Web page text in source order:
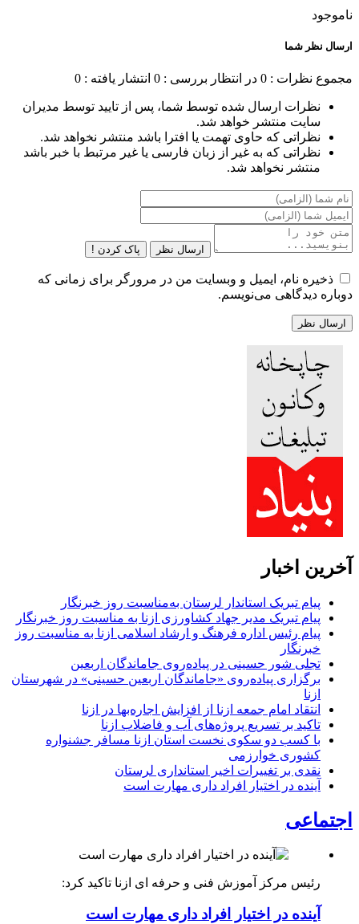
ناموجود
ارسال نظر شما
مجموع نظرات : 0 در انتظار بررسی : 0 انتشار یافته : 0
نظرات ارسال شده توسط شما، پس از تایید توسط مدیران
سایت منتشر خواهد شد.
نظراتی که حاوی تهمت یا افترا باشد منتشر نخواهد شد.
نظراتی که به غیر از زبان فارسی یا غیر مرتبط با خبر باشد
منتشر نخواهد شد.
ارسال نظر پاک کردن !
ذخیره نام، ایمیل و وبسایت من در مرورگر برای زمانی که
دوباره دیدگاهی می‌نویسم.
آخرین اخبار
پیام تبریک استاندار لرستان به‌مناسبت روز خبرنگار
پیام تبریک مدیر جهاد کشاورزی ازنا به مناسبت روز خبرنگار
پیام رئیس اداره فرهنگ و ارشاد اسلامی ازنا به مناسبت روز
خبرنگار
تجلی شور حسینی در پیاده‌روی جاماندگان اربعین
برگزاری پیاده‌روی «جاماندگان اربعین حسینی» در شهرستان
ازنا
انتقاد امام جمعه ازنا از افزایش اجاره‌بها در ازنا
تاکید بر تسریع پروژه‌های آب و فاضلاب ازنا
با کسب دو سکوی نخست استان ازنا مسافر جشنواره
کشوری خوارزمی
نقدی بر تغییرات اخیر استانداری لرستان
آینده در اختیار افراد داری مهارت است
اجتماعی
رئیس مرکز آموزش فنی و حرفه ای ازنا تاکید کرد:
آینده در اختیار افراد داری مهارت است